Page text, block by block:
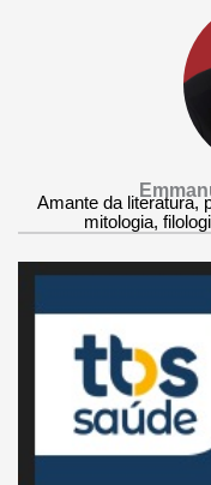
Amante da literatura,
mitologia,